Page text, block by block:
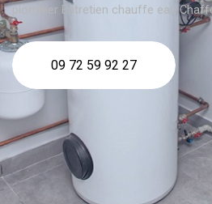
plombier Entretien chauffe eau
09 72 59 92 27